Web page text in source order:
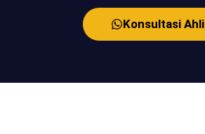
Konsultasi Ahli